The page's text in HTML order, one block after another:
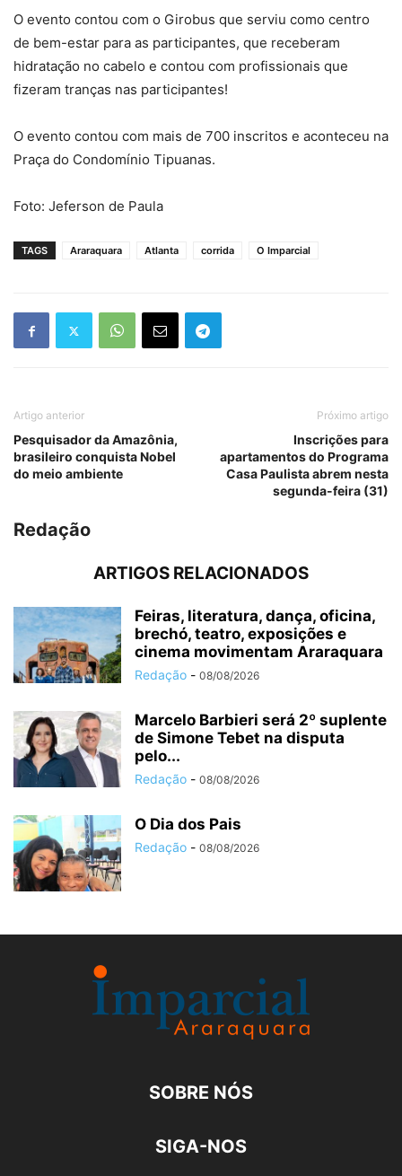
O evento contou com o Girobus que serviu como centro
de bem-estar para as participantes, que receberam
hidratação no cabelo e contou com profissionais que
fizeram tranças nas participantes!
O evento contou com mais de 700 inscritos e aconteceu na
Praça do Condomínio Tipuanas.
Foto: Jeferson de Paula
TAGS Araraquara Atlanta corrida O Imparcial
Artigo anterior
Pesquisador da Amazônia,
brasileiro conquista Nobel
do meio ambiente
Próximo artigo
Inscrições para
apartamentos do Programa
Casa Paulista abrem nesta
segunda-feira (31)
Redação
ARTIGOS RELACIONADOS
Feiras, literatura, dança, oficina,
brechó, teatro, exposições e
cinema movimentam Araraquara
Redação - 08/08/2026
Marcelo Barbieri será 2º suplente
de Simone Tebet na disputa
pelo...
Redação - 08/08/2026
O Dia dos Pais
Redação - 08/08/2026
SOBRE NÓS
SIGA-NOS